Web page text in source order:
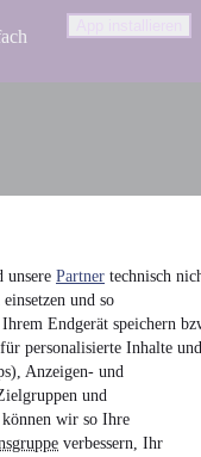
Partner technisch
und so
Endgerät speichern
personalisierte Inhalte und
Anzeigen- und
und
wir so Ihre
verbessern, Ihr